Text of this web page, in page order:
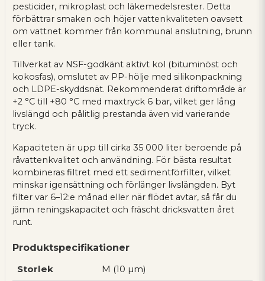
pesticider, mikroplast och läkemedelsrester. Detta
förbättrar smaken och höjer vattenkvaliteten oavsett
om vattnet kommer från kommunal anslutning, brunn
eller tank.
Tillverkat av NSF-godkänt aktivt kol (bituminöst och
kokosfas), omslutet av PP-hölje med silikonpackning
och LDPE-skyddsnät. Rekommenderat driftområde är
+2 °C till +80 °C med maxtryck 6 bar, vilket ger lång
livslängd och pålitlig prestanda även vid varierande
tryck.
Kapaciteten är upp till cirka 35 000 liter beroende på
råvattenkvalitet och användning. För bästa resultat
kombineras filtret med ett sedimentförfilter, vilket
minskar igensättning och förlänger livslängden. Byt
filter var 6–12:e månad eller när flödet avtar, så får du
jämn reningskapacitet och fräscht dricksvatten året
runt.
Produktspecifikationer
Storlek
M (10 µm)